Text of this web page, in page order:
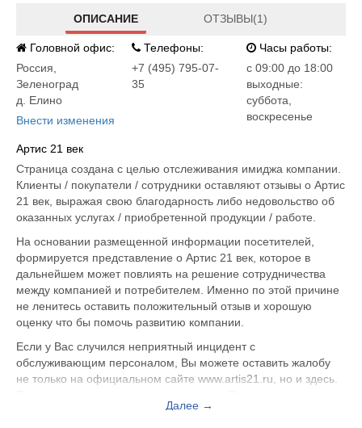
ОПИСАНИЕ ОТЗЫВЫ(1)
Головной офис:
Россия
Зеленоград
д. Елино
Внести изменения
Телефоны:
+7 (495) 795-07-
35
Часы работы:
c 09:00 до 18:00
выходные:
суббота,
воскресенье
Артис 21 век
Страница создана с целью отслеживания имиджа компании.
Клиенты / покупатели / сотрудники оставляют отзывы о Артис
21 век, выражая свою благодарность либо недовольство об
оказанных услугах / приобретенной продукции / работе.
На основании размещенной информации посетителей,
формируется представление о Артис 21 век, которое в
дальнейшем может повлиять на решение сотрудничества
между компанией и потребителем. Именно по этой причине
не ленитесь оставить положительный отзыв и хорошую
оценку что бы помочь развитию компании.
Если у Вас случился неприятный инцидент с
обслуживающим персоналом, Вы можете оставить жалобу
не только на официальном сайте www.artis21.ru, но и здесь.
меры по улучшению качества предоставляемых услуг.
Далее →